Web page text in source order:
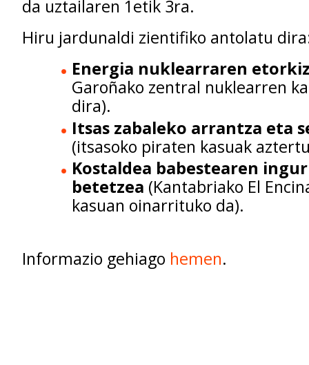
da uztailaren 1etik 3ra.
Hiru jardunaldi zientifiko antolatu
Energia nuklearraren
Garoñako zentral nuklearren
dira).
Itsas zabaleko arrantza eta
(itsasoko piraten kasuak
Kostaldea babestearen
betetzea (Kantabriako El
kasuan oinarrituko da).
Informazio gehiago hemen.